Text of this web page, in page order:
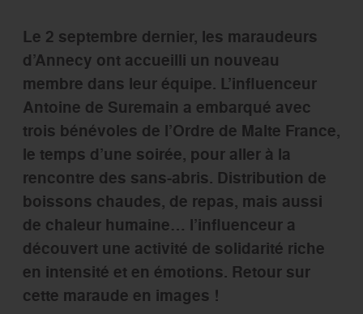
Le 2 septembre dernier, les maraudeurs
d’Annecy ont accueilli un nouveau
membre dans leur équipe. L’influenceur
Antoine de Suremain a embarqué avec
trois bénévoles de l’Ordre de Malte France,
le temps d’une soirée, pour aller à la
rencontre des sans-abris. Distribution de
boissons chaudes, de repas, mais aussi
de chaleur humaine… l’influenceur a
découvert une activité de solidarité riche
en intensité et en émotions. Retour sur
cette maraude en images !